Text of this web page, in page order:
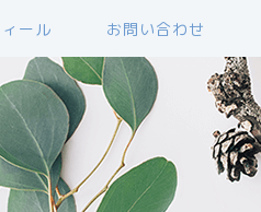
ール お問い合わせ